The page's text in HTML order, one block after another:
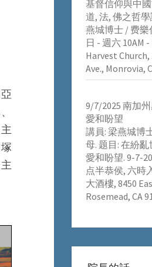
基督信仰與中
道, 法, 佛之哲
燕城博士 / 费樂
日 - 週六 10AM
Harvest Church,
Ave., Monrovia,
9/7/2025 南加
愛和盼望
講員: 梁燕城博
母. 题目: 在紛
愛和盼望. 9-7-
点半恭侯, 六時
大酒樓, 8450
Rosemead, CA